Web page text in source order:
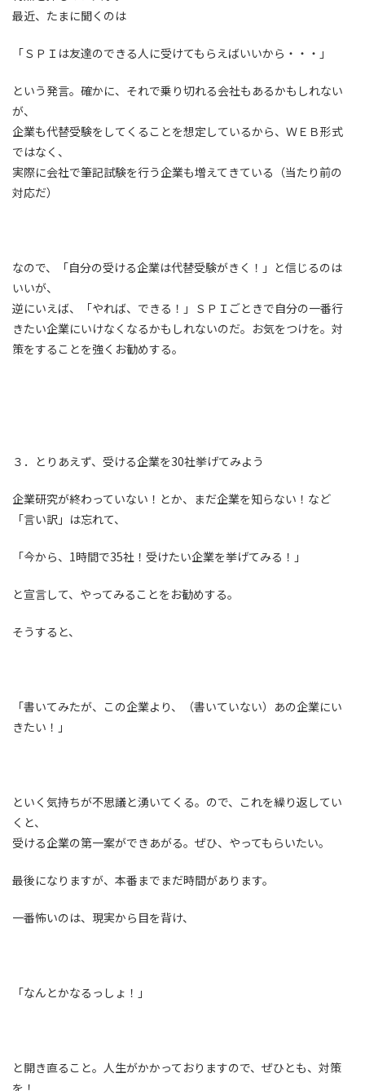
最近、たまに聞くのは
「ＳＰＩは友達のできる人に受けてもらえばいいから・・・」
という発言。確かに、それで乗り切れる会社もあるかもしれない
が、
企業も代替受験をしてくることを想定しているから、ＷＥＢ形式
ではなく、
実際に会社で筆記試験を行う企業も増えてきている（当たり前の
対応だ）
なので、「自分の受ける企業は代替受験がきく！」と信じるのは
いいが、
逆にいえば、「やれば、できる！」ＳＰＩごときで自分の一番行
きたい企業にいけなくなるかもしれないのだ。お気をつけを。対
策をすることを強くお勧めする。
３．とりあえず、受ける企業を30社挙げてみよう
企業研究が終わっていない！とか、まだ企業を知らない！など
「言い訳」は忘れて、
「今から、1時間で35社！受けたい企業を挙げてみる！」
と宣言して、やってみることをお勧めする。
そうすると、
「書いてみたが、この企業より、（書いていない）あの企業にい
きたい！」
といく気持ちが不思議と湧いてくる。ので、これを繰り返してい
くと、
受ける企業の第一案ができあがる。ぜひ、やってもらいたい。
最後になりますが、本番までまだ時間があります。
一番怖いのは、現実から目を背け、
「なんとかなるっしょ！」
と開き直ること。人生がかかっておりますので、ぜひとも、対策